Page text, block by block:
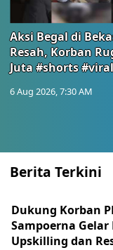
Aksi Begal di
Resah, Korban
Juta #shorts #viral
6 Aug 2026, 7:30 AM
Berita Terkini
Dukung Korban
Sampoerna
Upskilling dan